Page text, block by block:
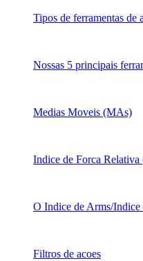
Tipos de ferramentas de
Nossas 5 principais
Medias Moveis (MAs)
Indice de Forca Relativa
O Indice de Arms/
Filtros de acoes